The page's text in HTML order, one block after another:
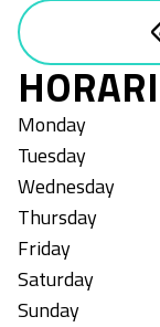
Monday
Tuesday
Wednesday
Thursday
Friday
Saturday
Sunday